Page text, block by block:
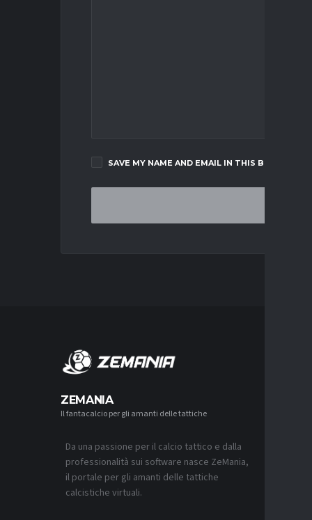
SAVE MY NAME AND EMAIL IN THIS BROWSER
ZEMANIA
Il fantacalcio per gli amanti delle tattiche
Da una passione per il calcio tattico e dalla
professionalità sui software nasce ZeMania,
il portale per gli amanti delle tattiche
calcistiche virtuali.